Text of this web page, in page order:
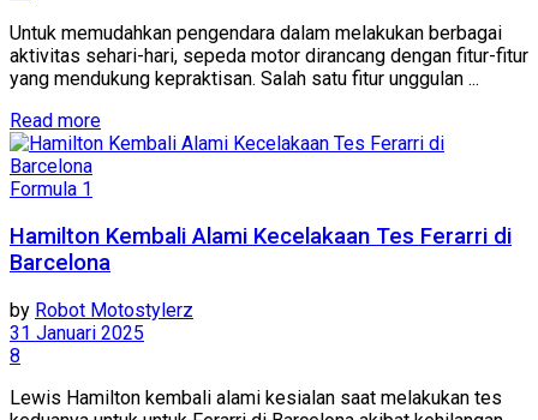
Untuk memudahkan pengendara dalam melakukan berbagai
aktivitas sehari-hari, sepeda motor dirancang dengan fitur-fitur
yang mendukung kepraktisan. Salah satu fitur unggulan ...
Read more
Formula 1
Hamilton Kembali Alami Kecelakaan Tes Ferarri di
Barcelona
by Robot Motostylerz
31 Januari 2025
8
Lewis Hamilton kembali alami kesialan saat melakukan tes